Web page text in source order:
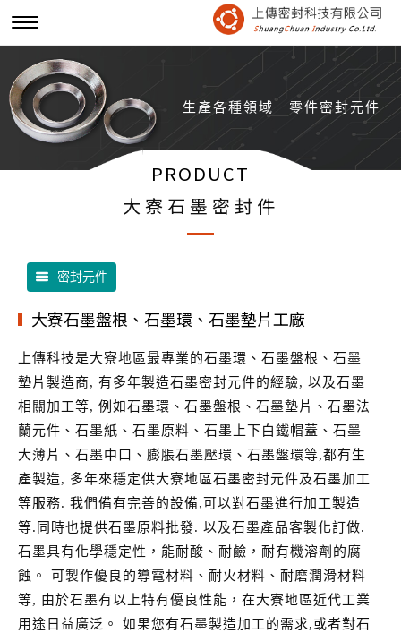
生產各種領域 零件密封元件
PRODUCT
大寮石墨密封件
密封元件
大寮石墨盤根、石墨環、石墨墊片工廠
上傳科技是大寮地區最專業的石墨環、石墨盤根、石墨
墊片製造商, 有多年製造石墨密封元件的經驗, 以及石墨
相關加工等, 例如石墨環、石墨盤根、石墨墊片、石墨法
蘭元件、石墨紙、石墨原料、石墨上下白鐵帽蓋、石墨
大薄片、石墨中口、膨脹石墨壓環、石墨盤環等,都有生
產製造, 多年來穩定供大寮地區石墨密封元件及石墨加工
等服務. 我們備有完善的設備,可以對石墨進行加工製造
等.同時也提供石墨原料批發. 以及石墨產品客製化訂做.
石墨具有化學穩定性，能耐酸、耐鹼，耐有機溶劑的腐
蝕。 可製作優良的導電材料、耐火材料、耐磨潤滑材料
等, 由於石墨有以上特有優良性能，在大寮地區近代工業
用途日益廣泛。 如果您有石墨製造加工的需求,或者對石